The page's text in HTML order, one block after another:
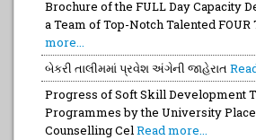
Brochure of the FULL Day Capacity
a Team of Top-Notch Talented
more...
બેકરી તાલીમમાં પ્રવેશ અંગેની જાહેરાત
Progress of Soft Skill Development
Programmes by the University
Counselling CelRead more...